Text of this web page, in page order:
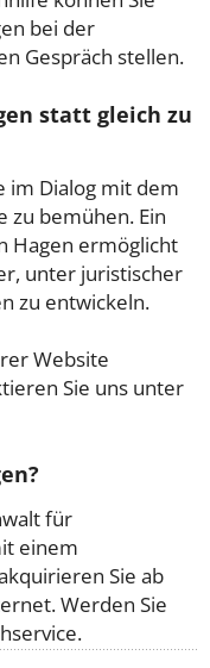
bei der
Gespräch stellen.
statt gleich zu
im Dialog mit dem
zu bemühen. Ein
Hagen ermöglicht
unter juristischer
zu entwickeln.
Website
Sie uns unter
für
einem
Sie ab
Werden Sie